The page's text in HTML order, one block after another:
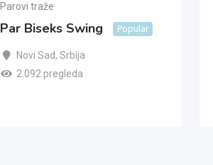
Parovi traže
Par Biseks Swing Popular
Novi Sad, Srbija
2.092 pregleda